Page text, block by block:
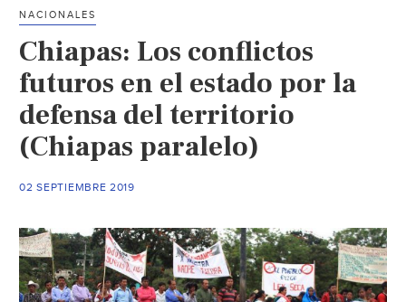
del
Lerma
(Inforural)
NACIONALES
Chiapas: Los conflictos
futuros en el estado por la
defensa del territorio
(Chiapas paralelo)
02 SEPTIEMBRE 2019